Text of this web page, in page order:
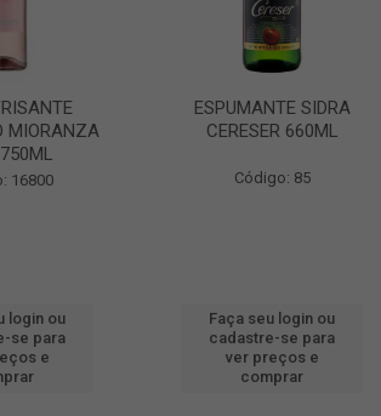
MIORANZA
16800
login ou
se para
e
ESPUMANTE SIDRA
CERESER 660ML
Código: 85
Faça seu login ou
cadastre-se para
ver preços e
comprar